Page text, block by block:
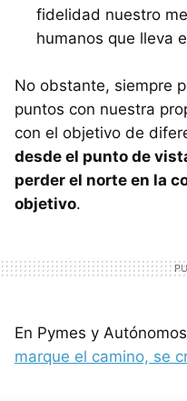
fidelidad nuestro
humanos que lleva
No obstante, siempre
puntos con nuestra
con el objetivo de
desde el punto de
perder el norte en la
objetivo.
En Pymes y Autónomos
marque el camino, se